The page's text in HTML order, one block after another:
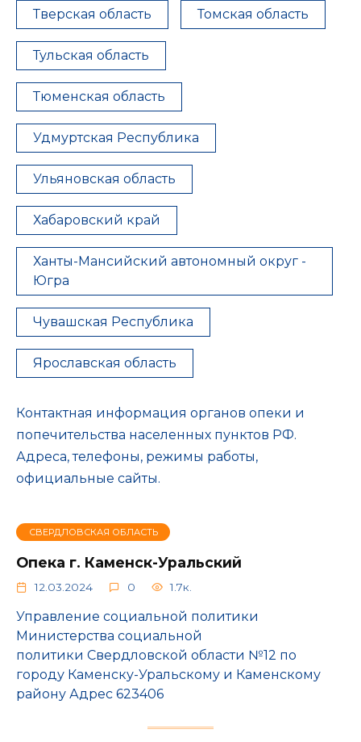
Тверская область Томская область
Тульская область
Тюменская область
Удмуртская Республика
Ульяновская область
Хабаровский край
Ханты-Мансийский автономный округ -
Югра
Чувашская Республика
Ярославская область
Контактная информация органов опеки и
попечительства населенных пунктов РФ.
Адреса, телефоны, режимы работы,
официальные сайты.
СВЕРДЛОВСКАЯ ОБЛАСТЬ
Опека г. Каменск-Уральский
12.03.2024 0 1.7к.
Управление социальной политики
Министерства социальной
политики Свердловской области №12 по
городу Каменску-Уральскому и Каменскому
району Адрес 623406